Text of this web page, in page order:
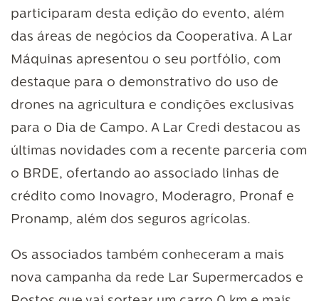
participaram desta edição do evento, além
das áreas de negócios da Cooperativa. A Lar
Máquinas apresentou o seu portfólio, com
destaque para o demonstrativo do uso de
drones na agricultura e condições exclusivas
para o Dia de Campo. A Lar Credi destacou as
últimas novidades com a recente parceria com
o BRDE, ofertando ao associado linhas de
crédito como Inovagro, Moderagro, Pronaf e
Pronamp, além dos seguros agrícolas.
Os associados também conheceram a mais
nova campanha da rede Lar Supermercados e